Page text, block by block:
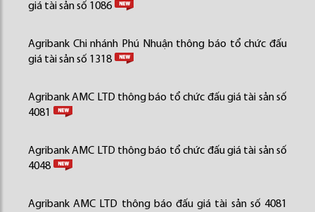
giá tài sản số 1086
Agribank Chi nhánh Phú Nhuận thông báo tổ chức đấu
giá tài sản số 1318
Agribank AMC LTD thông báo tổ chức đấu giá tài sản số
4081
Agribank AMC LTD thông báo tổ chức đấu giá tài sản số
4048
Agribank AMC LTD thông báo đấu giá tài sản số 4081